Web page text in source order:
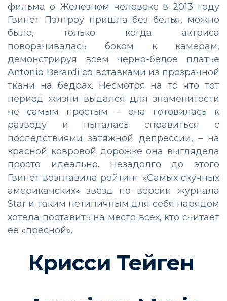
фильма о Железном человеке в 2013 году
Гвинет Пэлтроу пришла без белья, можно
было, только когда актриса
поворачивалась боком к камерам,
демонстрируя всем черно-белое платье
Antonio Berardi со вставками из прозрачной
ткани на бедрах. Несмотря на то что тот
период жизни выдался для знаменитости
не самым простым – она готовилась к
разводу и пыталась справиться с
последствиями затяжной депрессии, – на
красной ковровой дорожке она выглядела
просто идеально. Незадолго до этого
Гвинет возглавила рейтинг «Самых скучных
американских» звезд по версии журнала
Star и таким нетипичным для себя нарядом
хотела поставить на место всех, кто считает
ее «пресной».
Крисси Тейген